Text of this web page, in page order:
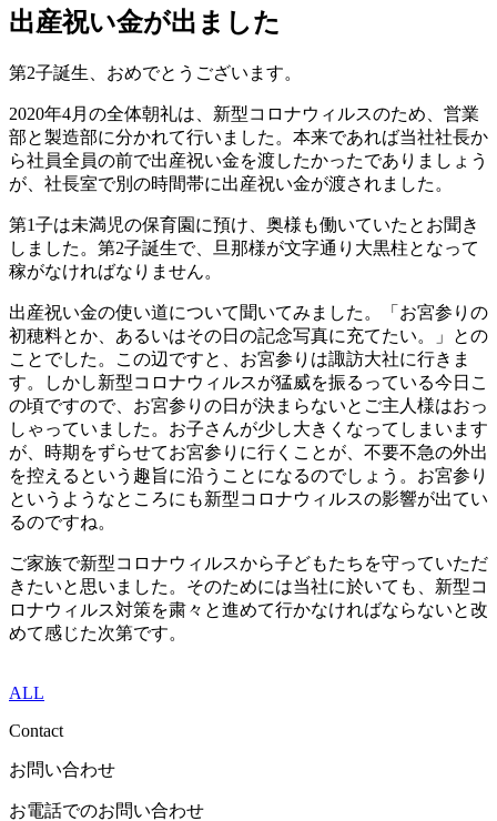
出産祝い金が出ました
第2子誕生、おめでとうございます。
2020年4月の全体朝礼は、新型コロナウィルスのため、営業
部と製造部に分かれて行いました。本来であれば当社社長か
ら社員全員の前で出産祝い金を渡したかったでありましょう
が、社長室で別の時間帯に出産祝い金が渡されました。
第1子は未満児の保育園に預け、奥様も働いていたとお聞き
しました。第2子誕生で、旦那様が文字通り大黒柱となって
稼がなければなりません。
出産祝い金の使い道について聞いてみました。「お宮参りの
初穂料とか、あるいはその日の記念写真に充てたい。」との
ことでした。この辺ですと、お宮参りは諏訪大社に行きま
す。しかし新型コロナウィルスが猛威を振るっている今日こ
の頃ですので、お宮参りの日が決まらないとご主人様はおっ
しゃっていました。お子さんが少し大きくなってしまいます
が、時期をずらせてお宮参りに行くことが、不要不急の外出
を控えるという趣旨に沿うことになるのでしょう。お宮参り
というようなところにも新型コロナウィルスの影響が出てい
るのですね。
ご家族で新型コロナウィルスから子どもたちを守っていただ
きたいと思いました。そのためには当社に於いても、新型コ
ロナウィルス対策を粛々と進めて行かなければならないと改
めて感じた次第です。
ALL
Contact
お問い合わせ
お電話でのお問い合わせ